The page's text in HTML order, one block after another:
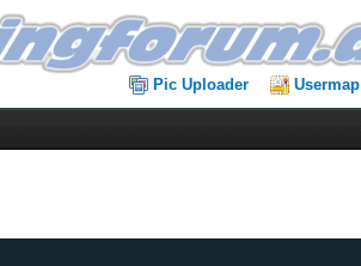
Pic Uploader Usermap